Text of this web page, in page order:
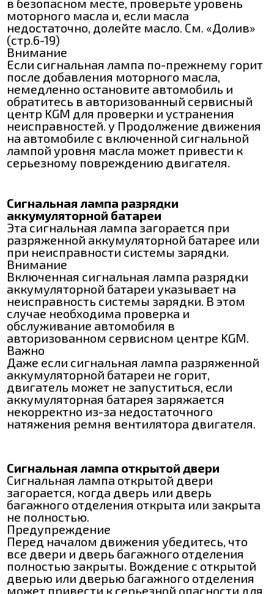
моторного масла и, если масла
недостаточно, долейте масло. См. «Долив»
(стр.6-19)
Внимание
Если сигнальная лампа по-прежнему горит
после добавления моторного масла,
немедленно остановите автомобиль и
обратитесь в авторизованный сервисный
центр KGM для проверки и устранения
неисправностей. y Продолжение движения
на автомобиле с включенной сигнальной
лампой уровня масла может привести к
серьезному повреждению двигателя.
Сигнальная лампа разрядки
аккумуляторной батареи
Эта сигнальная лампа загорается при
разряженной аккумуляторной батарее или
при неисправности системы зарядки.
Внимание
Включенная сигнальная лампа разрядки
аккумуляторной батареи указывает на
неисправность системы зарядки. В этом
случае необходима проверка и
обслуживание автомобиля в
авторизованном сервисном центре KGM.
Важно
Даже если сигнальная лампа разряженной
аккумуляторной батареи не горит,
двигатель может не запуститься, если
аккумуляторная батарея заряжается
некорректно из-за недостаточного
натяжения ремня вентилятора двигателя.
Сигнальная лампа открытой двери
Сигнальная лампа открытой двери
загорается, когда дверь или дверь
багажного отделения открыта или закрыта
не полностью.
Предупреждение
Перед началом движения убедитесь, что
все двери и дверь багажного отделения
полностью закрыты. Вождение с открытой
дверью или дверью багажного отделения
может привести к серьезной опасности для